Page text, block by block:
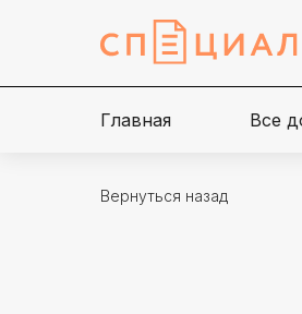
Главная Все
Вернуться назад